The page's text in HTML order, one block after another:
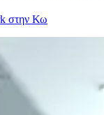
στην Κω